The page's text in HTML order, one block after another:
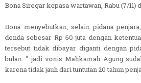
Bona Siregar kepasa wartawan, Rabu (7/11)
Bona menyebutkan, selain pidana
denda sebesar Rp 60 juta dengan
tersebut tidak dibayar diganti dengan
bulan. " jadi vonis Mahkamah Agung
karena tidak jauh dari tuntutan 20 tahun